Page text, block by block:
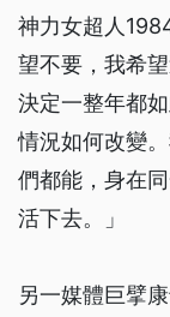
神力女超人
望不要，我希
決定一整年都
情況如何改變
們都能，身在
活下去。」
另一媒體巨擘